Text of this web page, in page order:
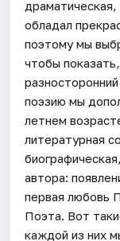
обладал
поэтому мы
чтобы
поэзию мы
летнем
литературная
автора:
первая любовь
Поэта. Вот
каждой из них